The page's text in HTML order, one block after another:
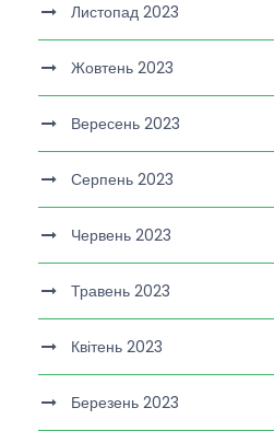
Листопад 2023
Жовтень 2023
Вересень 2023
Серпень 2023
Червень 2023
Травень 2023
Квітень 2023
Березень 2023